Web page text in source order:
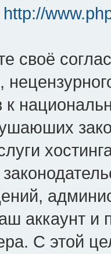
http://
своё
к
аккаунт и
С этой